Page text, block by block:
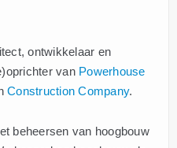
ontwikkelaar en
van Powerhouse
Construction Company.
beheersen van hoogbouw